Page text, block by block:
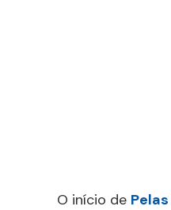
O início de